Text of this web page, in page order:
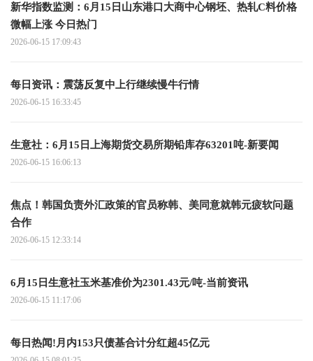
新华指数监测：6月15日山东港口大商中心钢坯、热轧C料价格
微幅上涨 今日热门
2026-06-15 17:09:43
每日资讯：震荡反复中上行继续慢牛行情
2026-06-15 16:33:45
生意社：6月15日上海期货交易所期铅库存63201吨-新要闻
2026-06-15 16:06:13
焦点！韩国负责外汇政策的官员称韩、美同意就韩元疲软问题
合作
2026-06-15 12:33:14
6月15日生意社玉米基准价为2301.43元/吨-当前资讯
2026-06-15 11:17:06
每日热闻!月内153只债基合计分红超45亿元